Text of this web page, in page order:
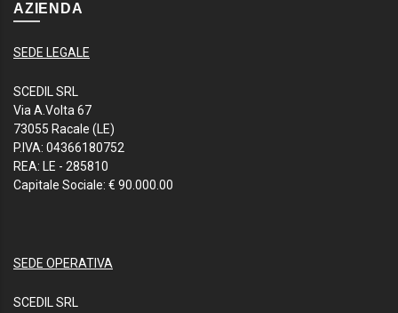
AZIENDA
SEDE LEGALE
SCEDIL SRL
Via A.Volta 67
73055 Racale (LE)
P.IVA: 04366180752
REA: LE - 285810
Capitale Sociale: € 90.000.00
SEDE OPERATIVA
SCEDIL SRL